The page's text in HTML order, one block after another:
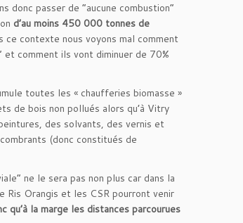
passer de “aucune combustion”
d’au moins 450 000 tonnes de
ce contexte nous voyons mal comment
et comment ils vont diminuer de 70%
toutes les « chaufferies biomasse »
de bois non pollués alors qu’à Vitry
des solvants, des vernis et
(donc constitués de
ne le sera pas non plus car dans la
Ris Orangis et les CSR pourront venir
la marge les distances parcourues